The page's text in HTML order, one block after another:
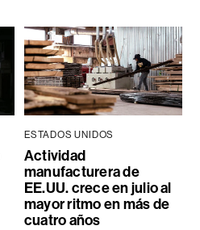
ESTADOS UNIDOS
Actividad
manufacturera de
EE.UU. crece en julio al
mayor ritmo en más de
cuatro años